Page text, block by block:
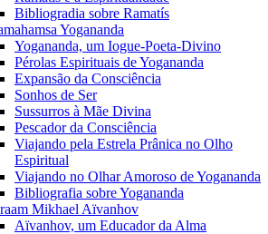
Bibliogradia sobre Ramatís
Yogananda
Yogananda, um Iogue-Poeta-Divino
Pérolas Espirituais de Yogananda
Expansão da Consciência
Sonhos de Ser
Sussurros à Mãe Divina
Pescador da Consciência
Viajando pela Estrela Prânica no Olho
Espiritual
Viajando no Olhar Amoroso de Yogananda
Bibliografia sobre Yogananda
Mikhael Aïvanhov
Aïvanhov, um Educador da Alma